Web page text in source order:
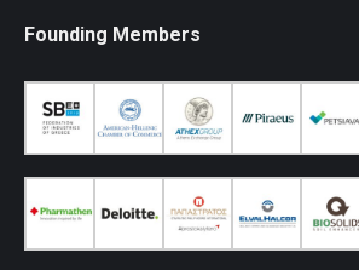
Founding Members